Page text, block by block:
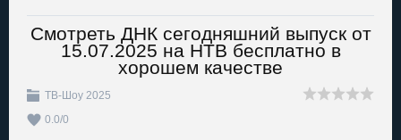
Смотреть ДНК сегодняшний выпуск от
15.07.2025 на НТВ бесплатно в
хорошем качестве
ТВ-Шоу 2025
0.0/0